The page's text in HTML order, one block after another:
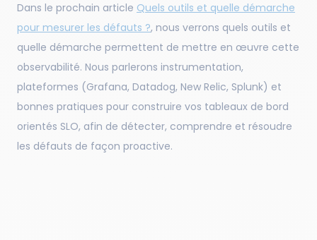
Dans le prochain article Quels outils et quelle démarche
pour mesurer les défauts ?, nous verrons quels outils et
quelle démarche permettent de mettre en œuvre cette
observabilité. Nous parlerons instrumentation,
plateformes (Grafana, Datadog, New Relic, Splunk) et
bonnes pratiques pour construire vos tableaux de bord
orientés SLO, afin de détecter, comprendre et résoudre
les défauts de façon proactive.